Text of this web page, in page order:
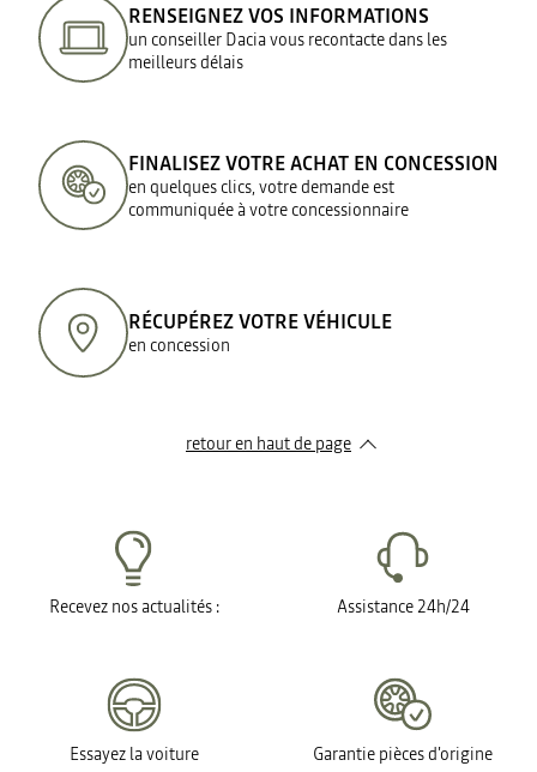
RENSEIGNEZ VOS INFORMATIONS
un conseiller Dacia vous recontacte dans les
meilleurs délais
FINALISEZ VOTRE ACHAT EN CONCESSION
en quelques clics, votre demande est
communiquée à votre concessionnaire
RÉCUPÉREZ VOTRE VÉHICULE
en concession
retour en haut de page​
Recevez nos actualités : Assistance 24h/24
Essayez la voiture Garantie pièces d'origine